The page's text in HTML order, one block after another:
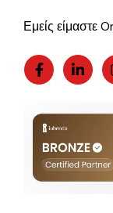
Εμείς είμαστε